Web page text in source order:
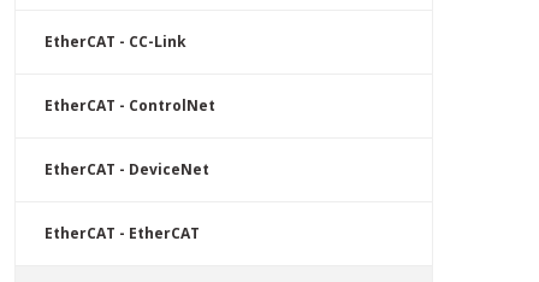
EtherCAT - CC-Link
EtherCAT - ControlNet
EtherCAT - DeviceNet
EtherCAT - EtherCAT